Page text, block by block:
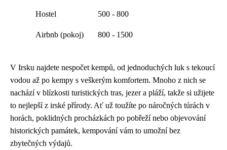
Hostel 500 - 800
Airbnb (pokoj) 800 - 1500
V Irsku najdete nespočet kempů, od jednoduchých luk s tekoucí
vodou až po kempy s veškerým komfortem. Mnoho z nich se
nachází v blízkosti turistických tras, jezer a pláží, takže si užijete
to nejlepší z irské přírody. Ať už toužíte po náročných túrách v
horách, poklidných procházkách po pobřeží nebo objevování
historických památek, kempování vám to umožní bez
zbytečných výdajů.